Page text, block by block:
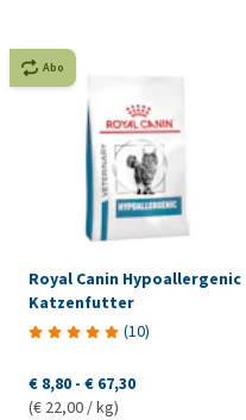
Abo
Royal Canin Hypoallergenic
Katzenfutter
(10)
€ 8,80 - € 67,30
(€ 22,00 / kg)